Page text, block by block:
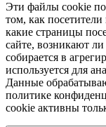
Эти файлы cookie
том, как
какие страницы
сайте, возникают
собирается в
используется для
Данные
политике
cookie активны